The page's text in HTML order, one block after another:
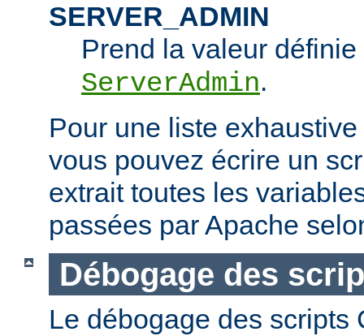
SERVER_ADMIN
Prend la valeur
ServerAdmin.
Pour une liste
vous pouvez écrire un
extrait toutes les
passées par Apache
Débogage des
Le débogage des scripts